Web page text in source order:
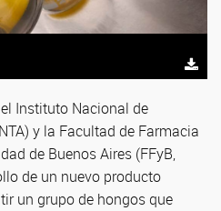
el Instituto Nacional de
y la Facultad de Farmacia
de Buenos Aires (FFyB,
de un nuevo producto
un grupo de hongos que